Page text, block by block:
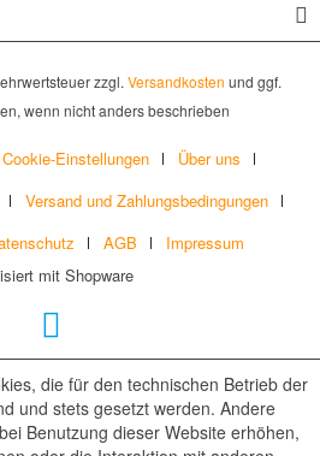
zzgl.Versandkosten und ggf.
wenn nicht anders beschrieben
Cookie-Einstellungen
Über uns
Versand und Zahlungsbedingungen
AGB
Impressum
mit Shopware
die für den technischen Betrieb der
und stets gesetzt werden. Andere
Benutzung dieser Website erhöhen,